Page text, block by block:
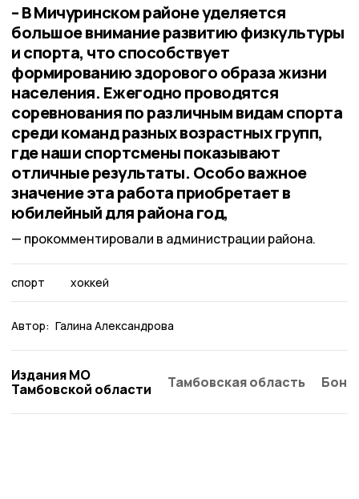
– В Мичуринском районе уделяется
большое внимание развитию физкультуры
и спорта, что способствует
формированию здорового образа жизни
населения. Ежегодно проводятся
соревнования по различным видам спорта
среди команд разных возрастных групп,
где наши спортсмены показывают
отличные результаты. Особо важное
значение эта работа приобретает в
юбилейный для района год,
прокомментировали в администрации района.
спорт хоккей
Автор: Галина Александрова
Издания МО
Тамбовской области
Тамбовская область